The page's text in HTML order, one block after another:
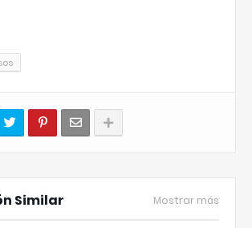
Similar Mostrar más